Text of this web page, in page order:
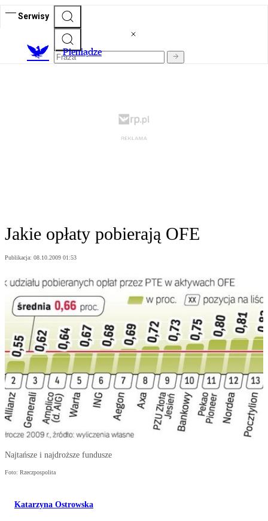
Serwisy
Pieniądze
Jakie opłaty pobierają OFE
Publikacja: 08.10.2009 01:53
Najtańsze i najdroższe fundusze
Foto: Rzeczpospolita
Katarzyna Ostrowska